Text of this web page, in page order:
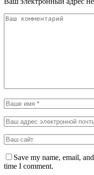
Save my name, email,
time I comment.